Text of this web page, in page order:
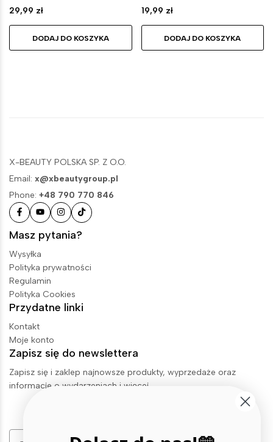
29,99 zł
DODAJ DO KOSZYKA
19,99 zł
DODAJ DO KOSZYKA
X-BEAUTY POLSKA SP. Z O.O.
Email: x@xbeautygroup.pl
Phone: +48 790 770 846
Masz pytania?
Wysyłka
Polityka prywatności
Regulamin
Polityka Cookies
Przydatne linki
Kontakt
Moje konto
Zapisz się do newslettera
Zapisz się i zaklep najnowsze produkty, wyprzedaże oraz
informacje o wydarzeniach i więcej.
Email